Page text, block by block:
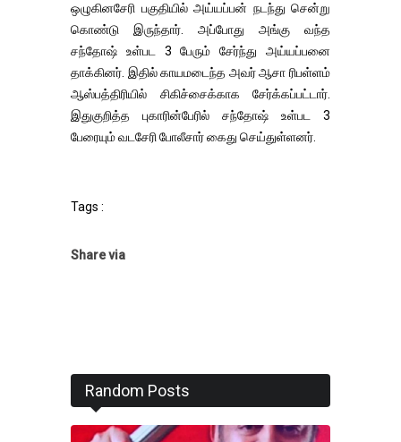
ஒழுகினசேரி பகுதியில் அய்யப்பன் நடந்து சென்று
கொண்டு இருந்தார். அப்போது அங்கு வந்த
சந்தோஷ் உள்பட 3 பேரும் சேர்ந்து அய்யப்பனை
தாக்கினர். இதில் காயமடைந்த அவர் ஆசா ரிபள்ளம்
ஆஸ்பத்திரியில் சிகிச்சைக்காக சேர்க்கப்பட்டார்.
இதுகுறித்த புகாரின்பேரில் சந்தோஷ் உள்பட 3
பேரையும் வடசேரி போலீசார் கைது செய்துள்ளனர்.
Tags :
Share via
Random Posts